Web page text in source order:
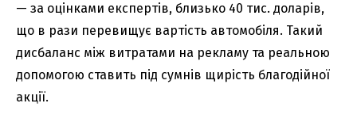
— за оцінками експертів, близько 40 тис. доларів,
що в рази перевищує вартість автомобіля. Такий
дисбаланс між витратами на рекламу та реальною
допомогою ставить під сумнів щирість благодійної
акції.